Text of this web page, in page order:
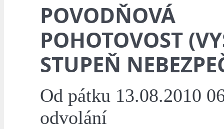
POVODŇOVÁ
POHOTOVOST
STUPEŇ
Od pátku 13.08.2010
odvolání